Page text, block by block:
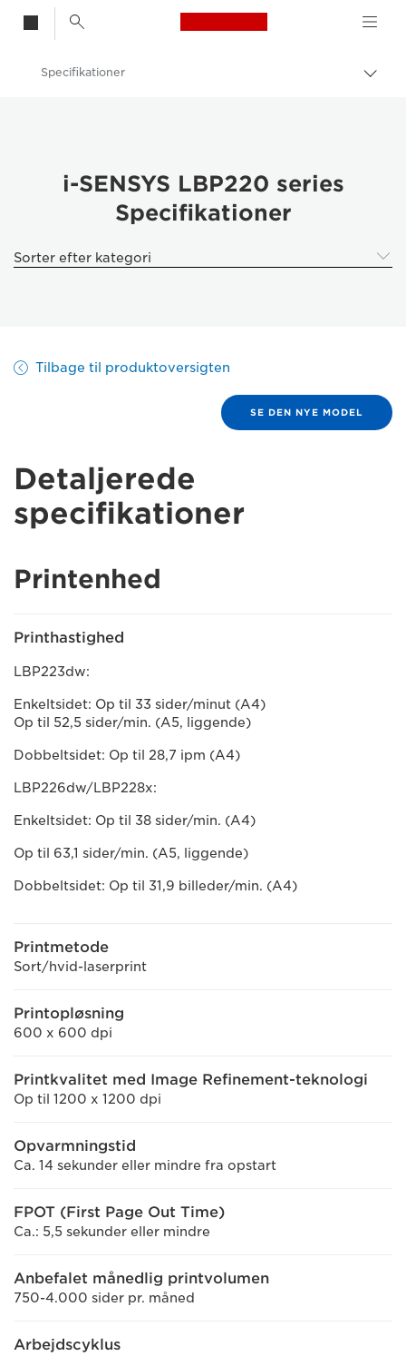
Canon Logo, back
Skift
Erhvervsprodukter
Printere og faxmaskiner til erhverv
Specifikationer
i-SENSYS LBP220 series
Specifikationer
Sorter efter kategori
Tilbage til produktoversigten
SE DEN NYE MODEL
Detaljerede
specifikationer
Printenhed
Printhastighed
LBP223dw:
Enkeltsidet: Op til 33 sider/minut (A4)
Op til 52,5 sider/min. (A5, liggende)
Dobbeltsidet: Op til 28,7 ipm (A4)
LBP226dw/LBP228x:
Enkeltsidet: Op til 38 sider/min. (A4)
Op til 63,1 sider/min. (A5, liggende)
Dobbeltsidet: Op til 31,9 billeder/min. (A4)
Printmetode
Sort/hvid-laserprint
Printopløsning
600 x 600 dpi
Printkvalitet med Image Refinement-teknologi
Op til 1200 x 1200 dpi
Opvarmningstid
Ca. 14 sekunder eller mindre fra opstart
FPOT (First Page Out Time)
Ca.: 5,5 sekunder eller mindre
Anbefalet månedlig printvolumen
750-4.000 sider pr. måned
Arbejdscyklus